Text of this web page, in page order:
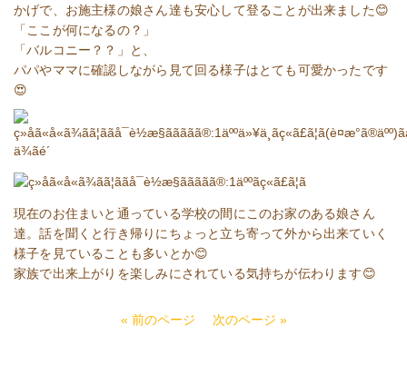
かげで、お施主様の娘さん達も安心して登ることが出来ました😊
「ここが何になるの？」
「バルコニー？？」と、
パパやママに確認しながら見て回る様子はとても可愛かったです
😍
現在のお住まいと通っている学校の間にこのお家のある娘さん
達。話を聞くと行き帰りにちょっと立ち寄って外から出来ていく
様子を見ていることも多いとか😊
家族で出来上がりを楽しみにされている気持ちが伝わります😊
« 前のページ 次のページ »